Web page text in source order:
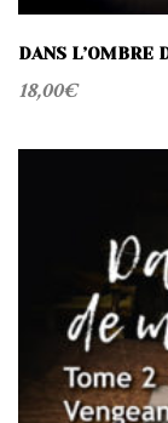
DANS L’OMBRE
18,00€